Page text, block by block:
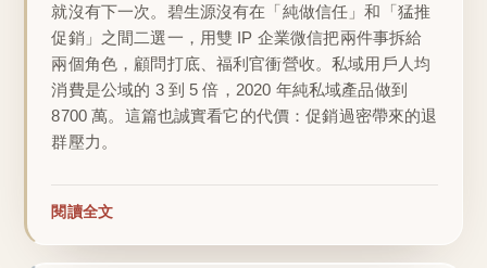
就沒有下一次。碧生源沒有在「純做信任」和「猛推
促銷」之間二選一，用雙 IP 企業微信把兩件事拆給
兩個角色，顧問打底、福利官衝營收。私域用戶人均
消費是公域的 3 到 5 倍，2020 年純私域產品做到
8700 萬。這篇也誠實看它的代價：促銷過密帶來的退
群壓力。
閱讀全文